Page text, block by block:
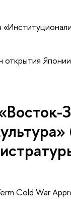
Cold War